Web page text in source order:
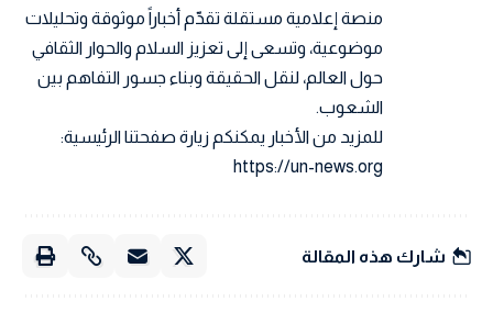
منصة إعلامية مستقلة تقدّم أخباراً موثوقة وتحليلات
موضوعية، وتسعى إلى تعزيز السلام والحوار الثقافي
حول العالم، لنقل الحقيقة وبناء جسور التفاهم بين
الشعوب.
للمزيد من الأخبار يمكنكم زيارة صفحتنا الرئيسية:
https://un-news.org
شارك هذه المقالة